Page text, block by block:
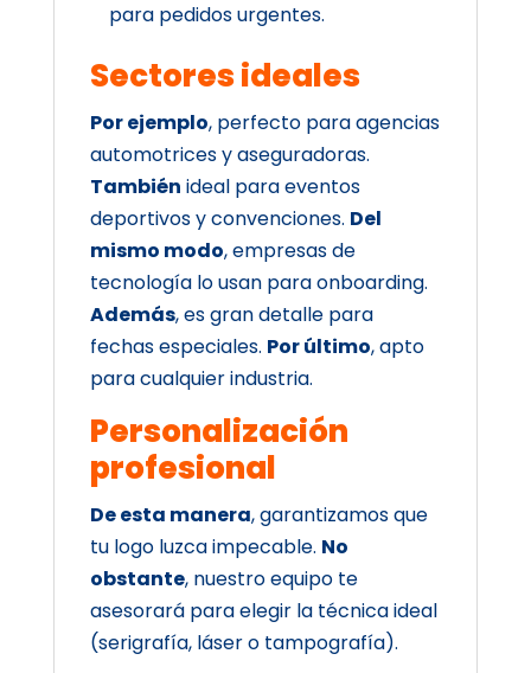
para pedidos urgentes.
Sectores ideales
Por ejemplo, perfecto para agencias
automotrices y aseguradoras.
También ideal para eventos
deportivos y convenciones. Del
mismo modo, empresas de
tecnología lo usan para onboarding.
Además, es gran detalle para
fechas especiales. Por último, apto
para cualquier industria.
Personalización
profesional
De esta manera, garantizamos que
tu logo luzca impecable. No
obstante, nuestro equipo te
asesorará para elegir la técnica ideal
(serigrafía, láser o tampografía).